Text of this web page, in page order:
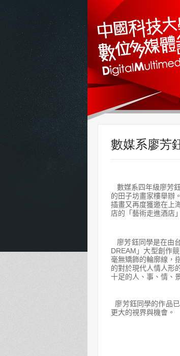
數媒系廖芳
數媒系四年級廖芳
的田子坊畫家樓舉辦
插畫又再度獲邀在上
店的「藝術走進酒店
廖芳鈺同學是在由
DREAM 」大型創作
毫無矯飾的輪廓線，
的對於現代人情人形
十足的人、事、情、
廖芳鈺同學的作品
更大的視界與機會。